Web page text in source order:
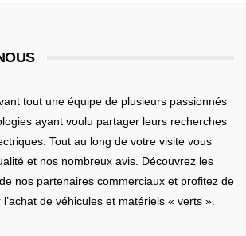
tout une équipe de plusieurs passionnés
ayant voulu partager leurs recherches
Tout au long de votre visite vous
et nos nombreux avis. Découvrez les
nos partenaires commerciaux et profitez de
de véhicules et matériels « verts ».